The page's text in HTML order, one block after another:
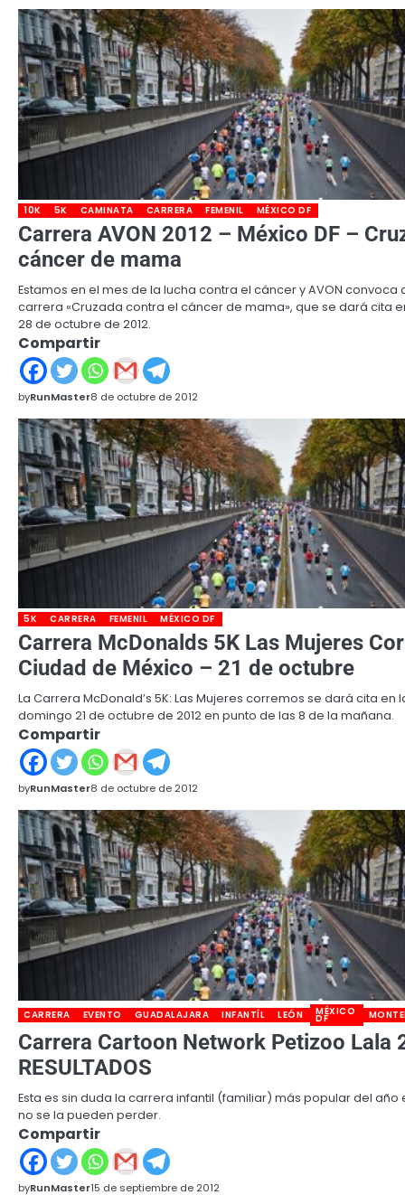
10K 5K CAMINATA CARRERA FEMENIL MÉXICO DF
Carrera AVON 2012 – México DF –
cáncer de mama
Estamos en el mes de la lucha contra el cáncer y AVON convoca
carrera «Cruzada contra el cáncer de mama», que se dará cita
28 de octubre de 2012.
Compartir
byRunMaster8 de octubre de 2012
5K CARRERA FEMENIL MÉXICO DF
Carrera McDonalds 5K Las Mujeres
Ciudad de México – 21 de octubre
La Carrera McDonald’s 5K: Las Mujeres corremos se dará cita
domingo 21 de octubre de 2012 en punto de las 8 de la mañana.
Compartir
byRunMaster8 de octubre de 2012
CARRERA EVENTO GUADALAJARA INFANTÍL LEÓN MÉXICO
DF
Carrera Cartoon Network Petizoo Lala
RESULTADOS
Esta es sin duda la carrera infantil (familiar) más popular del año
no se la pueden perder.
Compartir
byRunMaster15 de septiembre de 2012